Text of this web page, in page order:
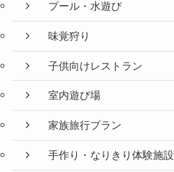
プール・水遊び
味覚狩り
子供向けレストラン
室内遊び場
家族旅行プラン
手作り・なりきり体験施設